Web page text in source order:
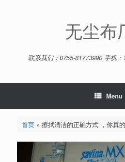
无尘布
联系我们：0755-81773990 手机
Menu
首页» 擦拭清洁的正确方式 ，你真